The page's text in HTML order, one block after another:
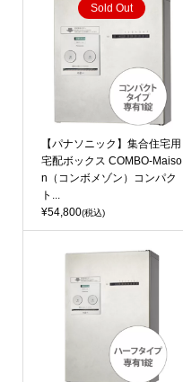
Sold Out
【パナソニック】集合住宅用
宅配ボックス COMBO-Maiso
n（コンボメゾン）コンパク
ト...
¥54,800(税込)